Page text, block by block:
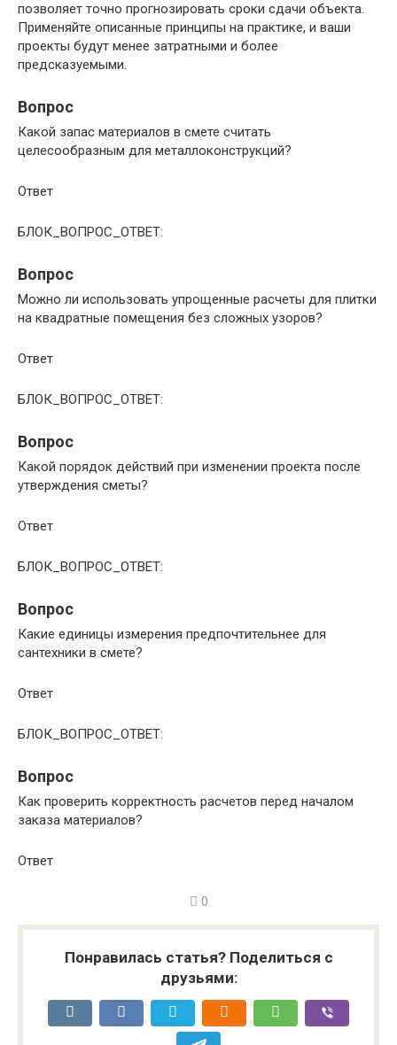
позволяет точно прогнозировать сроки сдачи объекта.
Применяйте описанные принципы на практике, и ваши
проекты будут менее затратными и более
предсказуемыми.
Вопрос
Какой запас материалов в смете считать
целесообразным для металлоконструкций?
Ответ
БЛОК_ВОПРОС_ОТВЕТ:
Вопрос
Можно ли использовать упрощенные расчеты для плитки
на квадратные помещения без сложных узоров?
Ответ
БЛОК_ВОПРОС_ОТВЕТ:
Вопрос
Какой порядок действий при изменении проекта после
утверждения сметы?
Ответ
БЛОК_ВОПРОС_ОТВЕТ:
Вопрос
Какие единицы измерения предпочтительнее для
сантехники в смете?
Ответ
БЛОК_ВОПРОС_ОТВЕТ:
Вопрос
Как проверить корректность расчетов перед началом
заказа материалов?
Ответ
0
Понравилась статья? Поделиться с
друзьями: